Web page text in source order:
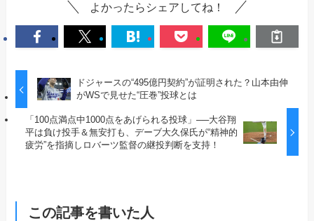
よかったらシェアしてね！
ドジャースの“495億円契約”が証明された？山本由伸
がWSで見せた“圧巻”投球とは
「100点満点中1000点をあげられる投球」──大谷翔
平は負け投手＆無安打も、デーブ大久保氏が“精神的
疲労”を指摘しロバーツ監督の継投判断を支持！
この記事を書いた人